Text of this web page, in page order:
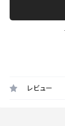
レビュー